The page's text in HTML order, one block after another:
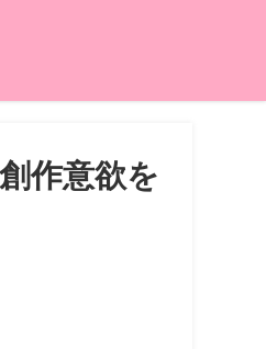
作意欲を